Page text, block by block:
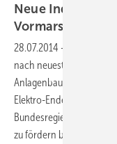
Neue
Vormarsch
28.07.2014 -
nach neuesten Zahlen
Anlagenbau (VDMA)
Elektro-Endenergie.
Bundesregierung, die
zu fördern bzw. zu